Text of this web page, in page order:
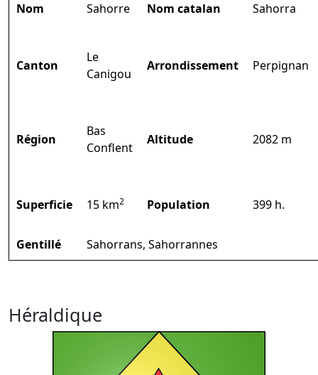
Nom Sahorre Nom catalan Sahorra
Canton
Le
Canigou
Arrondissement Perpignan
Région
Bas
Conflent
Altitude 2082 m
Superficie 15 km2 Population 399 h.
Gentillé Sahorrans, Sahorrannes
Héraldique